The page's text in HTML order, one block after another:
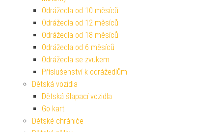
Odrážedla od 10 měsíců
Odrážedla od 12 měsíců
Odrážedla od 18 měsíců
Odrážedla od 6 měsíců
Odrážedla se zvukem
Příslušenství k odrážedlům
Dětská vozidla
Dětská šlapací vozidla
Go kart
Dětské chrániče